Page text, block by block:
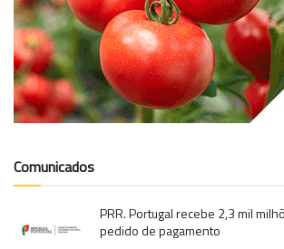
Comunicados
PRR. Portugal recebe 2,3 mil
pedido de pagamento